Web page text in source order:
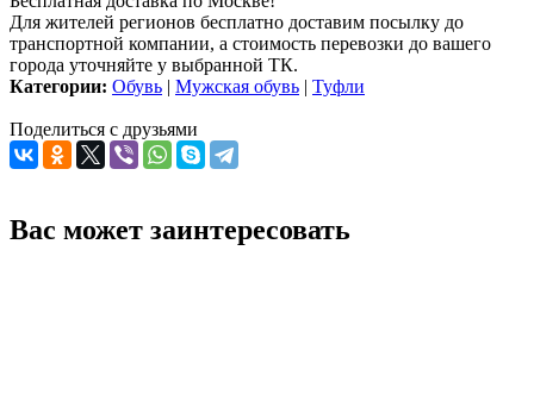
Для жителей регионов бесплатно доставим посылку до
транспортной компании, а стоимость перевозки до вашего
города уточняйте у выбранной ТК.
Категории: Обувь | Мужская обувь | Туфли
Поделиться с друзьями
Вас может заинтересовать